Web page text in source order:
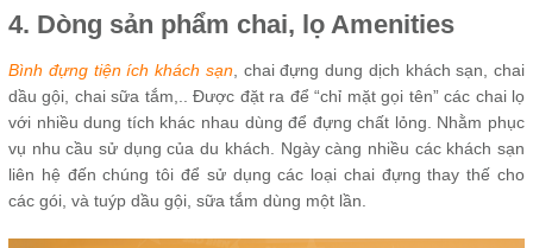
4. Dòng sản phẩm chai, lọ Amenities
Bình đựng tiện ích khách sạn, chai đựng dung dịch khách sạn, chai
dầu gội, chai sữa tắm,.. Được đặt ra để “chỉ mặt gọi tên” các chai lọ
với nhiều dung tích khác nhau dùng để đựng chất lỏng. Nhằm phục
vụ nhu cầu sử dụng của du khách. Ngày càng nhiều các khách sạn
liên hệ đến chúng tôi để sử dụng các loại chai đựng thay thế cho
các gói, và tuýp dầu gội, sữa tắm dùng một lần.